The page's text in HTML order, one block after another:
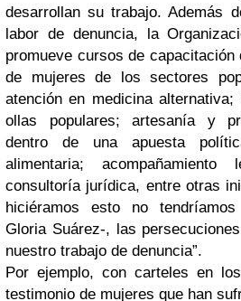
desarrollan su trabajo. Además
labor de denuncia, la
promueve cursos de
de mujeres de los sectores
atención en medicina
ollas populares; artesanía y
dentro de una apuesta
alimentaria;
consultoría jurídica, entre otras
hiciéramos esto no tendríamos
Gloria Suárez-, las
nuestro trabajo de denuncia”.
Por ejemplo, con carteles en
testimonio de mujeres que han